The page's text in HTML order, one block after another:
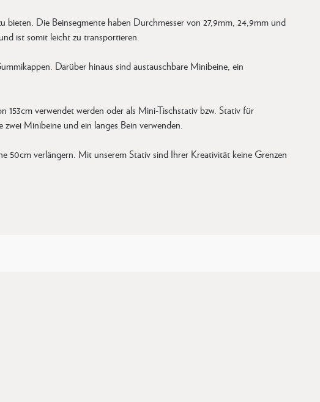
Die Beinsegmente haben Durchmesser von 27,9mm, 24,9mm und
ist somit leicht zu transportieren.
Darüber hinaus sind austauschbare Minibeine, ein
153cm verwendet werden oder als Mini-Tischstativ bzw. Stativ für
Minibeine und ein langes Bein verwenden.
50cm verlängern. Mit unserem Stativ sind Ihrer Kreativität keine Grenzen